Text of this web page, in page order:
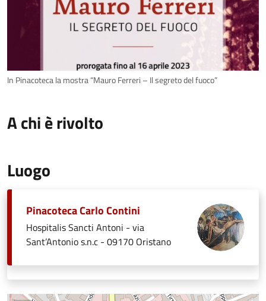
In Pinacoteca la mostra “Mauro Ferreri – Il segreto del fuoco”
A chi è rivolto
Luogo
Pinacoteca Carlo Contini
Hospitalis Sancti Antoni - via
Sant’Antonio s.n.c - 09170 Oristano